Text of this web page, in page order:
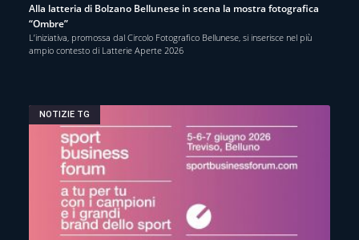
Alla latteria di Bolzano Bellunese in scena la mostra fotografica
“Ombre”
L’iniziativa, promossa dal Circolo Fotografico Bellunese, si inserisce nel più
ampio contesto di Latterie Aperte 2026
NOTIZIE TG